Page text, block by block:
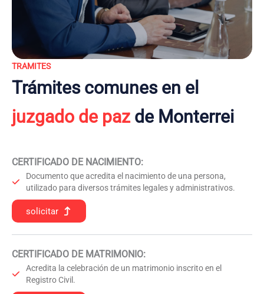
TRAMITES
Trámites comunes en el
juzgado de pazde Monterrei
CERTIFICADO DE NACIMIENTO:
Documento que acredita el nacimiento de una persona,
utilizado para diversos trámites legales y administrativos.
solicitar
CERTIFICADO DE MATRIMONIO:
Acredita la celebración de un matrimonio inscrito en el
Registro Civil.